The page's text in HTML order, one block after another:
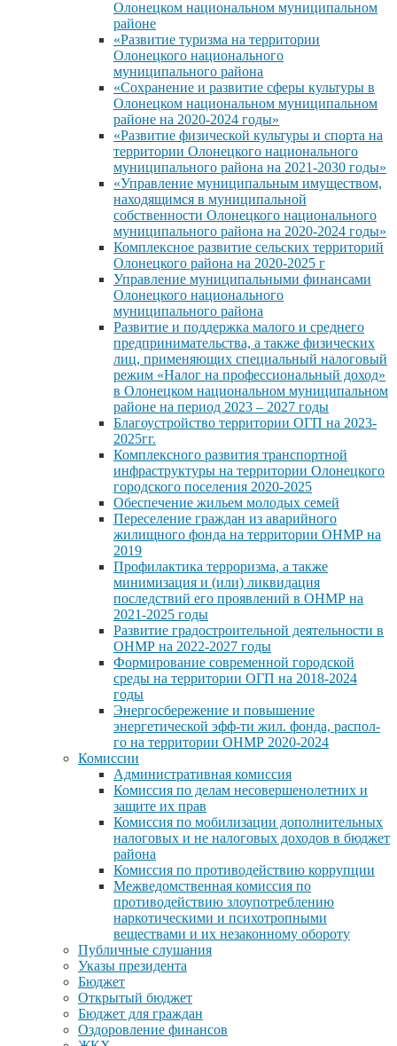
Олонецком национальном муниципальном
районе
«Развитие туризма на территории
Олонецкого национального
муниципального района
«Сохранение и развитие сферы культуры в
Олонецком национальном муниципальном
районе на 2020-2024 годы»
«Развитие физической культуры и спорта на
территории Олонецкого национального
муниципального района на 2021-2030 годы»
«Управление муниципальным имуществом,
находящимся в муниципальной
собственности Олонецкого национального
муниципального района на 2020-2024 годы»
Комплексное развитие сельских территорий
Олонецкого района на 2020-2025 г
Управление муниципальными финансами
Олонецкого национального
муниципального района
Развитие и поддержка малого и среднего
предпринимательства, а также физических
лиц, применяющих специальный налоговый
режим «Налог на профессиональный доход»
в Олонецком национальном муниципальном
районе на период 2023 – 2027 годы
Благоустройство территории ОГП на 2023-
2025гг.
Комплексного развития транспортной
инфраструктуры на территории Олонецкого
городского поселения 2020-2025
Обеспечение жильем молодых семей
Переселение граждан из аварийного
жилищного фонда на территории ОНМР на
2019
Профилактика терроризма, а также
минимизация и (или) ликвидация
последствий его проявлений в ОНМР на
2021-2025 годы
Развитие градостроительной деятельности в
ОНМР на 2022-2027 годы
Формирование современной городской
среды на территории ОГП на 2018-2024
годы
Энергосбережение и повышение
энергетической эфф-ти жил. фонда, распол-
го на территории ОНМР 2020-2024
Комиссии
Административная комиссия
Комиссия по делам несовершенолетних и
защите их прав
Комиссия по мобилизации дополнительных
налоговых и не налоговых доходов в бюджет
района
Комиссия по противодействию коррупции
Межведомственная комиссия по
противодействию злоупотреблению
наркотическими и психотропными
веществами и их незаконному обороту
Публичные слушания
Указы президента
Бюджет
Открытый бюджет
Бюджет для граждан
Оздоровление финансов